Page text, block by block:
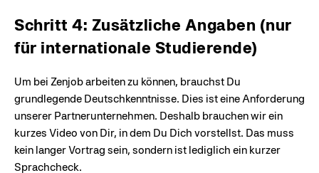
Schritt 4: Zusätzliche Angaben (nur
für internationale Studierende)
Um bei Zenjob arbeiten zu können, brauchst Du
grundlegende Deutschkenntnisse. Dies ist eine Anforderung
unserer Partnerunternehmen. Deshalb brauchen wir ein
kurzes Video von Dir, in dem Du Dich vorstellst. Das muss
kein langer Vortrag sein, sondern ist lediglich ein kurzer
Sprachcheck.